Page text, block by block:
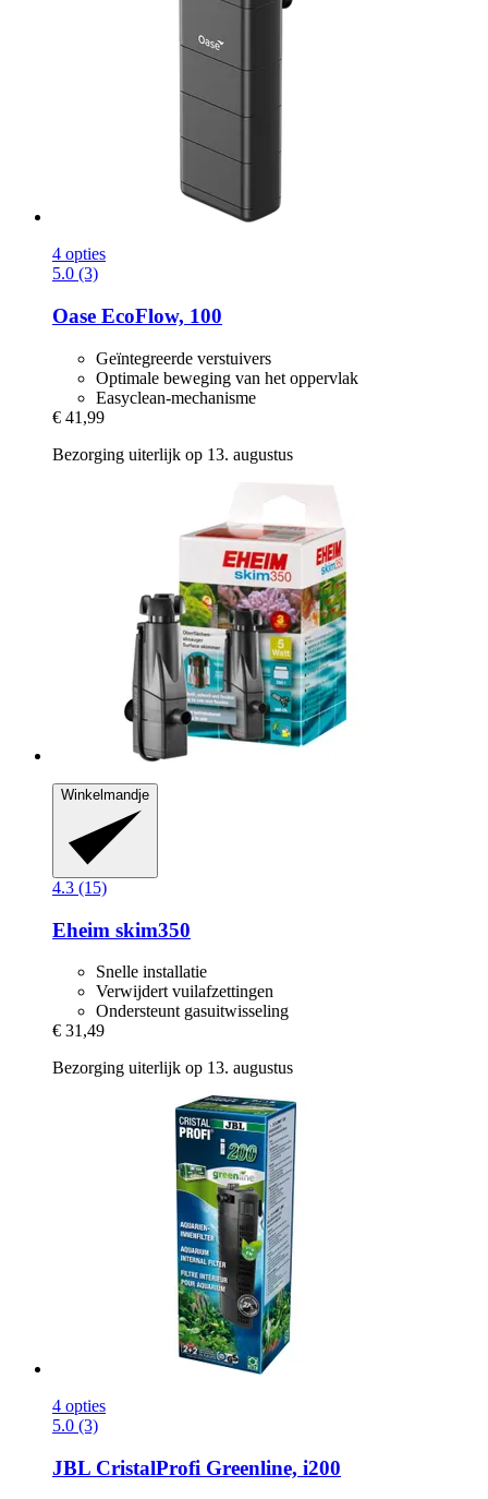
4 opties
5.0 (3)
Oase EcoFlow, 100
Geïntegreerde verstuivers
Optimale beweging van het oppervlak
Easyclean-mechanisme
€ 41,99
Bezorging uiterlijk op 13. augustus
Winkelmandje
4.3 (15)
Eheim skim350
Snelle installatie
Verwijdert vuilafzettingen
Ondersteunt gasuitwisseling
€ 31,49
Bezorging uiterlijk op 13. augustus
4 opties
5.0 (3)
JBL CristalProfi Greenline, i200